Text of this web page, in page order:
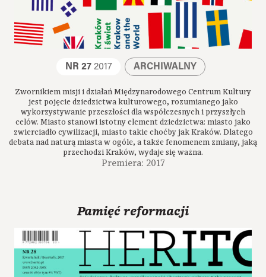
NR 272017 ARCHIWALNY
Zwornikiem misji i działań Międzynarodowego Centrum Kultury
jest pojęcie dziedzictwa kulturowego, rozumianego jako
wykorzystywanie przeszłości dla współczesnych i przyszłych
celów. Miasto stanowi istotny element dziedzictwa: miasto jako
zwierciadło cywilizacji, miasto takie choćby jak Kraków. Dlatego
debata nad naturą miasta w ogóle, a także fenomenem zmiany, jaką
przechodzi Kraków, wydaje się ważna.
Premiera: 2017
Pamięć reformacji